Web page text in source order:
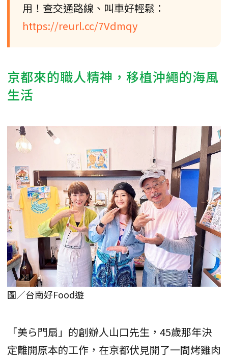
用！查交通路線、叫車好輕鬆：
https://reurl.cc/7Vdmqy
京都來的職人精神，移植沖繩的海風
生活
圖／台南好Food遊
「美ら門扇」的創辦人山口先生，45歲那年決
定離開原本的工作，在京都伏見開了一間烤雞肉